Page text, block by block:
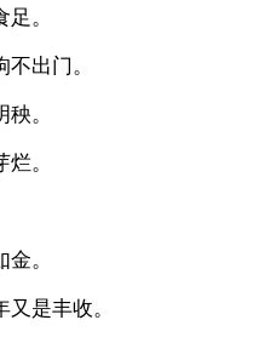
。
出门。
。
。
。
是丰收。